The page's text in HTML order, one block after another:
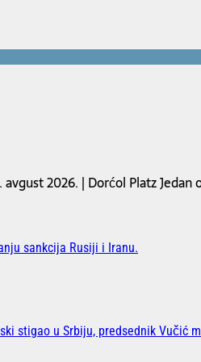
avgust 2026. | Dorćol Platz
sankcija Rusiji i Iranu.
stigao u Srbiju, predsednik Vučić